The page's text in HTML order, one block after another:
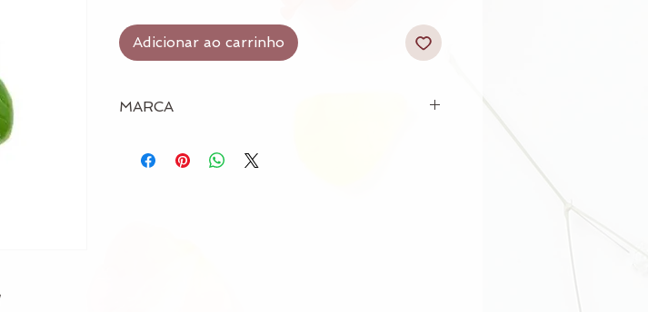
Adicionar ao carrinho
MARCA